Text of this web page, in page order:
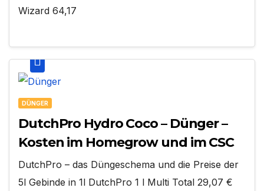
Wizard 64,17
DÜNGER
DutchPro Hydro Coco – Dünger –
Kosten im Homegrow und im CSC
DutchPro – das Düngeschema und die Preise der
5l Gebinde in 1l DutchPro 1 l Multi Total 29,07 €